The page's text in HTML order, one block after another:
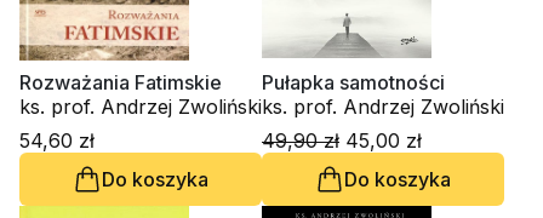
Rozważania Fatimskie
ks. prof. Andrzej Zwoliński
54,60 zł
Do koszyka
Pułapka samotności
ks. prof. Andrzej Zwoliński
49,90 zł 45,00 zł
Do koszyka